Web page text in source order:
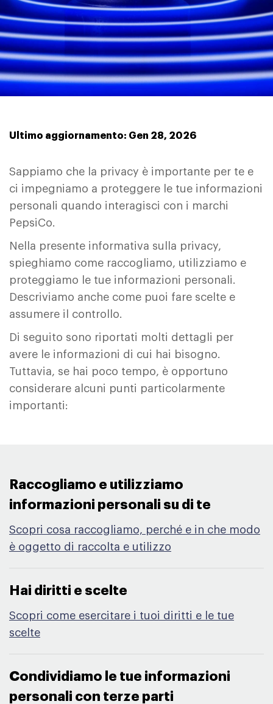
Ultimo aggiornamento: Gen 28, 2026
Sappiamo che la privacy è importante per te e
ci impegniamo a proteggere le tue informazioni
personali quando interagisci con i marchi
PepsiCo.
Nella presente informativa sulla privacy,
spieghiamo come raccogliamo, utilizziamo e
proteggiamo le tue informazioni personali.
Descriviamo anche come puoi fare scelte e
assumere il controllo.
Di seguito sono riportati molti dettagli per
avere le informazioni di cui hai bisogno.
Tuttavia, se hai poco tempo, è opportuno
considerare alcuni punti particolarmente
importanti:
Raccogliamo e utilizziamo
informazioni personali su di te ​
Scopri cosa raccogliamo, perché e in che modo
è oggetto di raccolta e utilizzo
Hai diritti e scelte​
Scopri come esercitare i tuoi diritti e le tue
scelte
Condividiamo le tue informazioni
personali con terze parti